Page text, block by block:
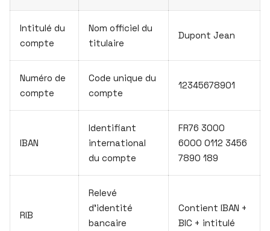
Intitulé du
compte
Nom officiel du
titulaire
Dupont Jean
Numéro de
compte
Code unique du
compte
12345678901
IBAN
Identifiant
international
du compte
FR76 3000
6000 0112 3456
7890 189
RIB
Relevé
d’identité
bancaire
Contient IBAN +
BIC + intitulé